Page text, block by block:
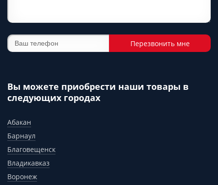
Перезвонить мне
Вы можете приобрести наши товары в
следующих городах
Абакан
Барнаул
Благовещенск
Владикавказ
Воронеж